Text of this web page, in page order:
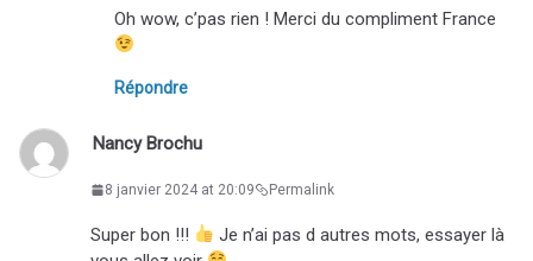
Oh wow, c’pas rien ! Merci du compliment France
Répondre
Nancy Brochu
8 janvier 2024 at 20:09 Permalink
Super bon !!!
Je n’ai pas d autres mots, essayer là